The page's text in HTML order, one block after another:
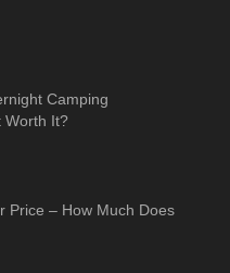
Camping
Worth It?
Price – How Much Does